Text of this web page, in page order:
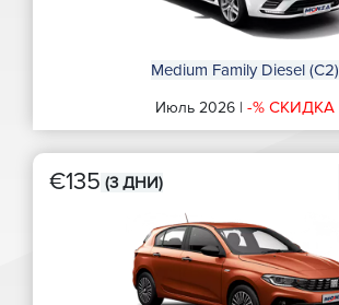
Medium Family Diesel (C2)
Июль 2026 | -% СКИДКА
€135 (3 ДНИ)